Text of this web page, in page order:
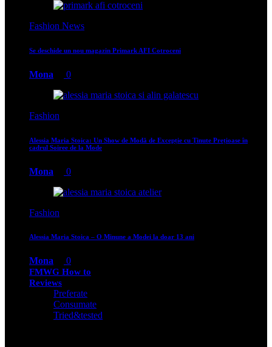
Fashion News
Se deschide un nou magazin Primark AFI Cotroceni
Mona 0
Fashion
Alessia Maria Stoica: Un Show de Modă de Excepție cu Ținute Prețioase în
cadrul Soiree de la Mode
Mona 0
Fashion
Alessia Maria Stoica – O Minune a Modei la doar 13 ani
Mona 0
FMWG How to
Reviews
Preferate
Consumate
Tried&tested